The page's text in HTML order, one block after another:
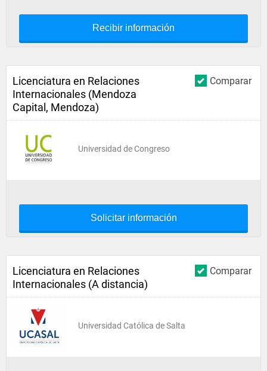
Recibir información
Comparar
Licenciatura en Relaciones
Internacionales (Mendoza
Capital, Mendoza)
Universidad de Congreso
Solicitar información
Comparar
Licenciatura en Relaciones
Internacionales (A distancia)
Universidad Católica de Salta